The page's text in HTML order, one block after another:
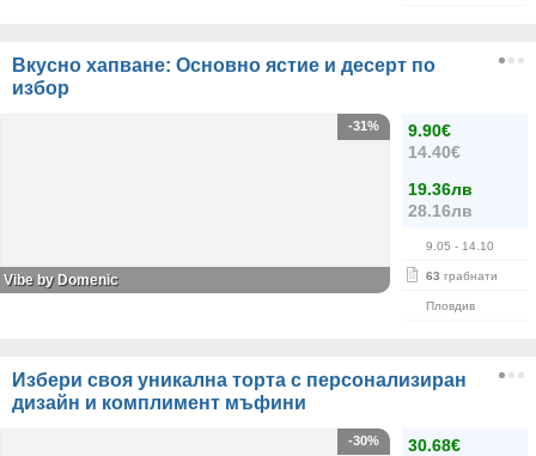
Вкусно хапване: Основно ястие и десерт по
избор
9.90€
14.40€
19.36лв
28.16лв
9.05 - 14.10
63 грабнати
Пловдив
-31%
Vibe by Domenic
Избери своя уникална торта с персонализиран
дизайн и комплимент мъфини
30.68€
-30%